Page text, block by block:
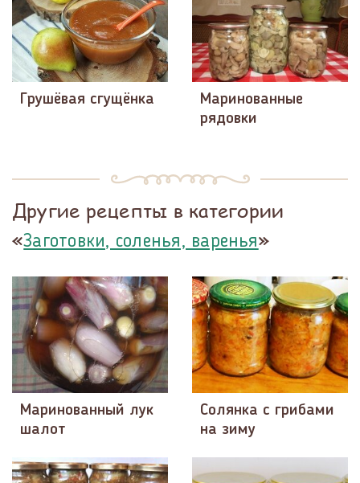
Грушёвая сгущёнка
Маринованные
рядовки
Другие рецепты в категории
«Заготовки, соленья, варенья»
Маринованный лук
шалот
Солянка с грибами
на зиму